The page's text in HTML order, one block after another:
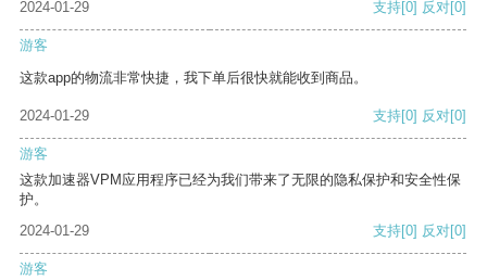
2024-01-29 支持[0] 反对[0]
游客
这款app的物流非常快捷，我下单后很快就能收到商品。
2024-01-29 支持[0] 反对[0]
游客
这款加速器VPM应用程序已经为我们带来了无限的隐私保护和安全性保
护。
2024-01-29
支持[0] 反对[0]
游客